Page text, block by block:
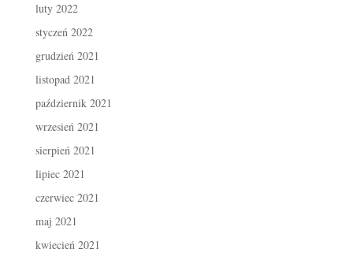
luty 2022
styczeń 2022
grudzień 2021
listopad 2021
październik 2021
wrzesień 2021
sierpień 2021
lipiec 2021
czerwiec 2021
maj 2021
kwiecień 2021